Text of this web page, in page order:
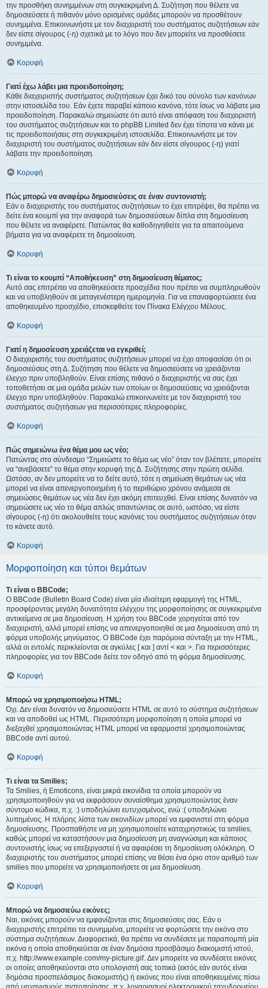
την προσθήκη συνημμένων στη συγκεκριμένη Δ. Συζήτηση που θέλετε να
δημοσιεύσετε ή πιθανόν μόνο ορισμένες ομάδες μπορούν να προσθέτουν
συνημμένα. Επικοινωνήστε με τον διαχειριστή του συστήματος συζητήσεων εάν
δεν είστε σίγουρος (-η) σχετικά με το λόγο που δεν μπορείτε να προσθέσετε
συνημμένα.
Κορυφή
Γιατί έχω λάβει μια προειδοποίηση;
Κάθε διαχειριστής συστήματος συζητήσεων έχει δικό του σύνολο των κανόνων
στην ιστοσελίδα του. Εάν έχετε παραβεί κάποιο κανόνα, τότε ίσως να λάβατε μια
προειδοποίηση. Παρακαλώ σημειώστε ότι αυτό είναι απόφαση του διαχειριστή
του συστήματος συζητήσεων και το phpBB Limited δεν έχει τίποτα να κάνει με
τις προειδοποιήσεις στη συγκεκριμένη ιστοσελίδα. Επικοινωνήστε με τον
διαχειριστή του συστήματος συζητήσεων εάν δεν είστε σίγουρος (-η) γιατί
λάβατε την προειδοποίηση.
Κορυφή
Πώς μπορώ να αναφέρω δημοσιεύσεις σε έναν συντονιστή;
Εάν ο διαχειριστής του συστήματος συζητήσεων το έχει επιτρέψει, θα πρέπει να
δείτε ένα κουμπί για την αναφορά των δημοσιεύσεων δίπλα στη δημοσίευση
που θέλετε να αναφέρετε. Πατώντας θα καθοδηγηθείτε για τα απαιτούμενα
βήματα για να αναφέρετε τη δημοσίευση.
Κορυφή
Τι είναι το κουμπί “Αποθήκευση” στη δημοσίευση θέματος;
Αυτό σας επιτρέπει να αποθηκεύσετε προσχέδια που πρέπει να συμπληρωθούν
και να υποβληθούν σε μεταγενέστερη ημερομηνία. Για να επαναφορτώσετε ένα
αποθηκευμένο προσχέδιο, επισκεφθείτε τον Πίνακα Ελέγχου Μέλους.
Κορυφή
Γιατί η δημοσίευση χρειάζεται να εγκριθεί;
Ο διαχειριστής του συστήματος συζητήσεων μπορεί να έχει αποφασίσει ότι οι
δημοσιεύσεις στη Δ. Συζήτηση που θέλετε να δημοσιεύσετε να χρειάζονται
έλεγχο πριν υποβληθούν. Είναι επίσης πιθανό ο διαχειριστής να σας έχει
τοποθετήσει σε μια ομάδα μελών των οποίων οι δημοσιεύσεις να χρειάζονται
έλεγχο πριν υποβληθούν. Παρακαλώ επικοινωνείτε με τον διαχειριστή του
συστήματος συζητήσεων για περισσότερες πληροφορίες.
Κορυφή
Πώς σημειώνω ένα θέμα μου ως νέο;
Πατώντας στο σύνδεσμο “Σημειώστε το θέμα ως νέο” όταν τον βλέπετε, μπορείτε
να “ανεβάσετε” το θέμα στην κορυφή της Δ. Συζήτησης στην πρώτη σελίδα.
Ωστόσο, αν δεν μπορείτε να το δείτε αυτό, τότε η σημείωση θεμάτων ως νέα
μπορεί να είναι απενεργοποιημένη ή το περιθώριο χρόνου ανάμεσα σε
σημειώσεις θεμάτων ως νέα δεν έχει ακόμη επιτευχθεί. Είναι επίσης δυνατόν να
σημειώσετε ως νέο το θέμα απλώς απαντώντας σε αυτό, ωστόσο, να είστε
σίγουρος (-η) ότι ακολουθείτε τους κανόνες του συστήματος συζητήσεων όταν
το κάνετε αυτό.
Κορυφή
Μορφοποίηση και τύποι θεμάτων
Τι είναι ο BBCode;
Ο BBCode (Bulletin Board Code) είναι μία ιδιαίτερη εφαρμογή της HTML,
προσφέροντας μεγάλη δυνατότητα ελέγχου της μορφοποίησης σε συγκεκριμένα
αντικείμενα σε μια δημοσίευση. Η χρήση του BBCode χορηγείται από τον
διαχειριστή, αλλά μπορεί επίσης να απενεργοποιηθεί σε μια δημοσίευση από τη
φόρμα υποβολής μηνύματος. Ο BBCode έχει παρόμοια σύνταξη με την HTML,
αλλά οι εντολές περικλείονται σε αγκύλες [ και ] αντί < και >. Για περισσότερες
πληροφορίες για τον BBCode δείτε τον οδηγό από τη φόρμα δημοσίευσης.
Κορυφή
Μπορώ να χρησιμοποιήσω HTML;
Όχι. Δεν είναι δυνατόν να δημοσιεύσετε HTML σε αυτό το σύστημα συζητήσεων
και να αποδοθεί ως HTML. Περισσότερη μορφοποίηση η οποία μπορεί να
διεξαχθεί χρησιμοποιώντας HTML μπορεί να εφαρμοστεί χρησιμοποιώντας
BBCode αντί αυτού.
Κορυφή
Τι είναι τα Smilies;
Τα Smilies, ή Emoticons, είναι μικρά εικονίδια τα οποία μπορούν να
χρησιμοποιηθούν για να εκφράσουν συναίσθημα χρησιμοποιώντας έναν
σύντομο κώδικα, π.χ. :) υποδηλώνει ευτυχισμένος, ενώ :( υποδηλώνει
λυπημένος. Η πλήρης λίστα των εικονιδίων μπορεί να εμφανιστεί στη φόρμα
δημοσίευσης. Προσπαθήστε να μη χρησιμοποιείτε καταχρηστικώς τα smilies,
καθώς μπορεί να καταστήσουν μια δημοσίευση μη αναγνώσιμη και κάποιος
συντονιστής ίσως να επεξεργαστεί ή να αφαιρέσει τη δημοσίευση ολόκληρη. Ο
διαχειριστής του συστήματος μπορεί επίσης να θέσει ένα όριο στον αριθμό των
smilies που μπορείτε να χρησιμοποιήσετε σε μια δημοσίευση.
Κορυφή
Μπορώ να δημοσιεύω εικόνες;
Ναι, εικόνες μπορούν να εμφανίζονται στις δημοσιεύσεις σας. Εάν ο
διαχειριστής επιτρέπει τα συνημμένα, μπορείτε να φορτώσετε την εικόνα στο
σύστημα συζητήσεων. Διαφορετικά, θα πρέπει να συνδέσετε με παραπομπή μία
εικόνα η οποία αποθηκεύεται σε έναν δημόσια προσβάσιμο διακομιστή ιστού,
π.χ. http://www.example.com/my-picture.gif. Δεν μπορείτε να συνδέσετε εικόνες
οι οποίες αποθηκεύονται στο υπολογιστή σας τοπικά (εκτός εάν αυτός είναι
δημόσια προσπελάσιμος διακομιστής) ή εικόνες που είναι αποθηκευμένες πίσω